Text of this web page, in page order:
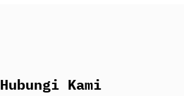
Hubungi Kami